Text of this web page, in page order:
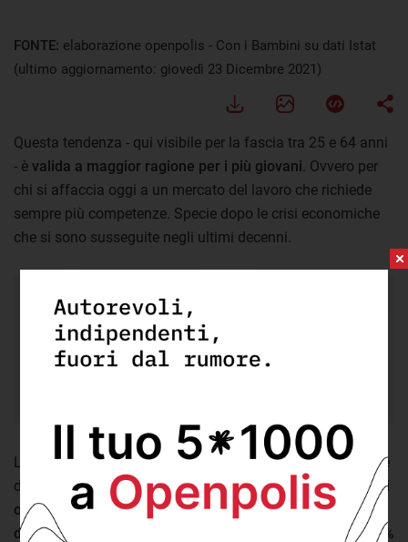
FONTE: elaborazione openpolis - Con i Bambini su dati Istat
(ultimo aggiornamento: giovedì 23 Dicembre 2021)
Questa tendenza - qui visibile per la fascia tra 25 e 64 anni
- è valida a maggior ragione per i più giovani. Ovvero per
chi si affaccia oggi a un mercato del lavoro che richiede
sempre più competenze. Specie dopo le crisi economiche
che si sono susseguite negli ultimi decenni.
33,2%il tasso di occupazione nel 2020 tra i
18-24enni che in Italia hanno lasciato la scuola
prima del tempo. Nel 2008 era il 51% (quasi 18 punti
Lo mostra chiaramente il confronto tra i principali paesi Ue
dal 2008 a oggi.In media tra i 27 stati membri, la quota di
occupati tra i giovani di 18-24 anni usciti precocemente
dal sistema di istruzione e formazione è passata da 54,2%